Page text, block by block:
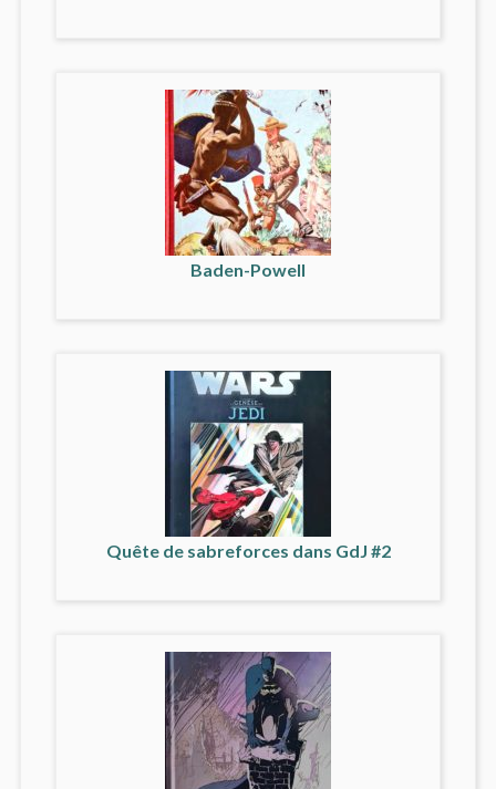
Baden-Powell
Quête de sabreforces dans GdJ #2